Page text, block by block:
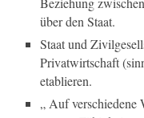
über den Staat.
Staat und
Privatwirtschaft
etablieren.
„ Auf verschiedene